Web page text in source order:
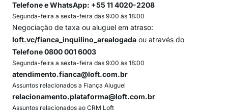
Telefone e WhatsApp: +55 11 4020-2208
Segunda-feira a sexta-feira das 9:00 às 18:00
Negociação de taxa ou aluguel em atraso:
loft.vc/fianca_inquilino_arealogada ou através do
Telefone 0800 001 6003
Segunda-feira a sexta-feira das 9:00 às 18:00
atendimento.fianca@loft.com.br
Assuntos relacionados a Fiança Aluguel
relacionamento.plataforma@loft.com.br
Assuntos relacionados ao CRM Loft